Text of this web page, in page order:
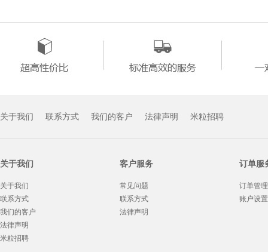
关于我们 联系方式 我们的客户 法律声明 米粒招聘
关于我们
关于我们
联系方式
我们的客户
法律声明
米粒招聘
客户服务
常见问题
联系方式
法律声明
订单服
订单管理
账户设置